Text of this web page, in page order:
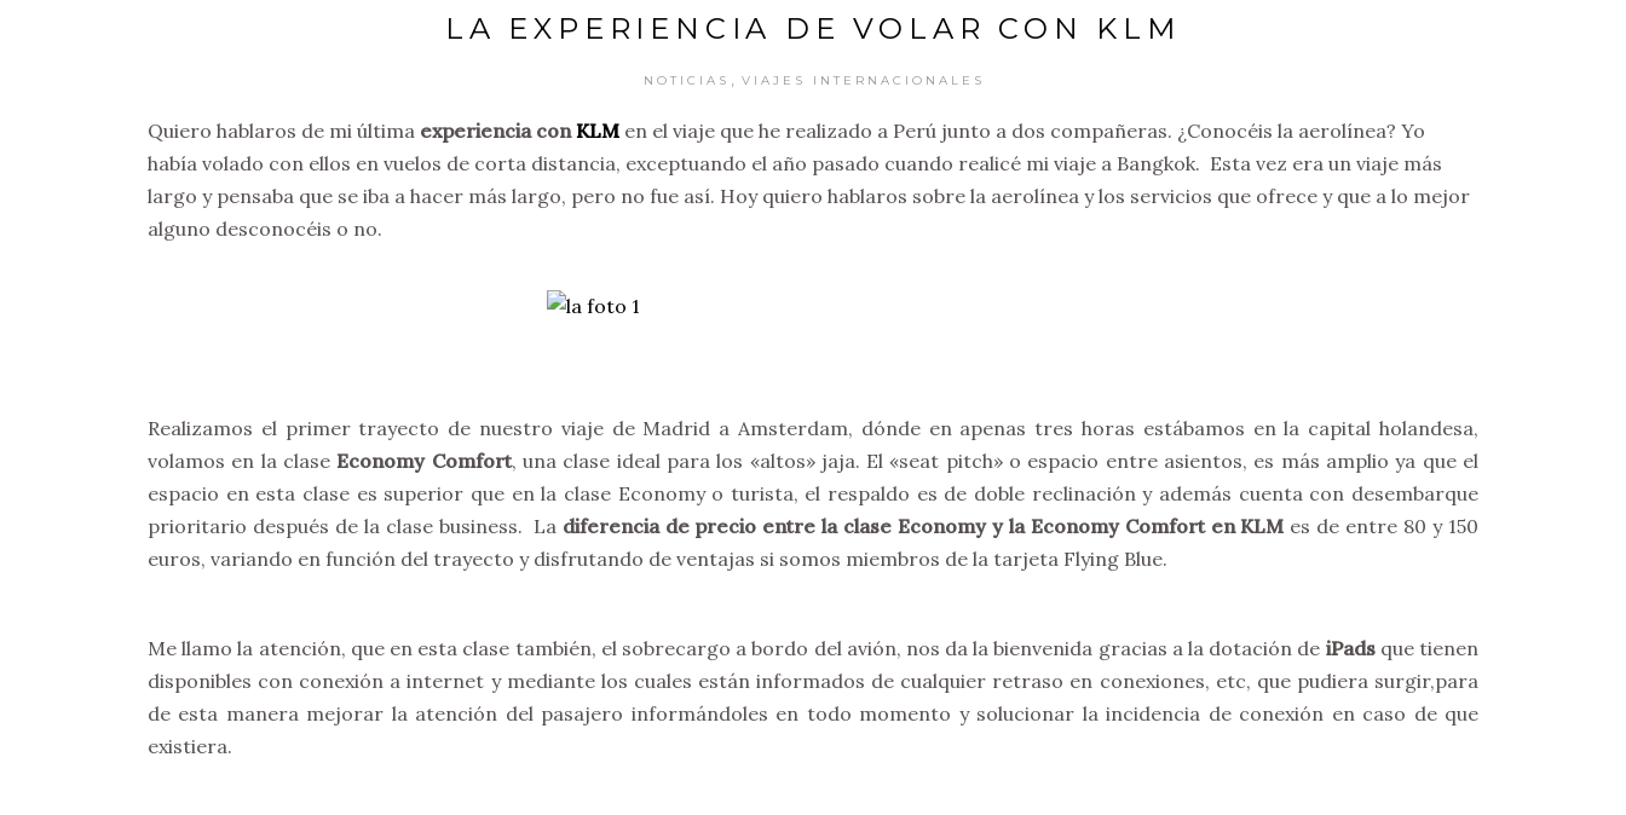
LA EXPERIENCIA DE VOLAR CON KLM
NOTICIAS VIAJES INTERNACIONALES
Quiero hablaros de mi última experiencia conKLM en el viaje que he realizado a Perú junto a dos compañeras. ¿Conocéis la aerolínea? Yo
había volado con ellos en vuelos de corta distancia, exceptuando el año pasado cuando realicé mi viaje a Bangkok. Esta vez era un viaje más
largo y pensaba que se iba a hacer más largo, pero no fue así. Hoy quiero hablaros sobre la aerolínea y los servicios que ofrece y que a lo mejor
alguno desconocéis o no.
Realizamos el primer trayecto de nuestro viaje de Madrid a Amsterdam, dónde en apenas tres horas estábamos en la capital holandesa,
volamos en la claseEconomy Comfort, una clase ideal para los «altos» jaja. El «seat pitch» o espacio entre asientos, es más amplio ya que el
espacio en esta clase es superior que en la clase Economy o turista, el respaldo es de doble reclinación y además cuenta con desembarque
prioritario después de la clase business. La diferencia de precio entre la clase Economy y la Economy Comfort en KLM es de entre 80 y 150
euros, variando en función del trayecto y disfrutando de ventajas si somos miembros de la tarjeta Flying Blue.
Me llamo la atención, que en esta clase también, el sobrecargo a bordo del avión, nos da la bienvenida gracias a la dotación de iPadsque tienen
disponibles con conexión a internet y mediante los cuales están informados de cualquier retraso en conexiones, etc, que pudiera surgir,para
de esta manera mejorar la atención del pasajero informándoles en todo momento y solucionar la incidencia de conexión en caso de que
existiera.